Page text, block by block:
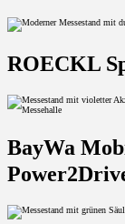
ROECKL
BayWa